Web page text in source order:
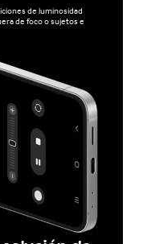
de luminosidad
de foco o sujetos e